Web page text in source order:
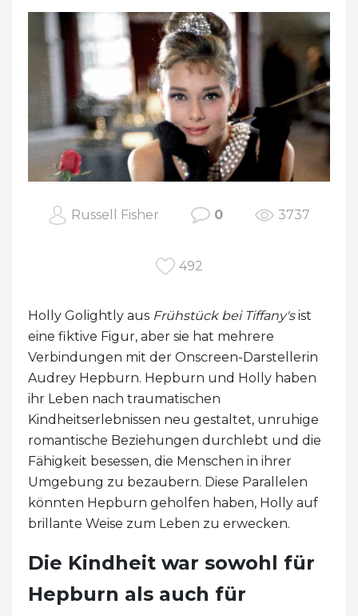
Russell Fisher 0 3737
492
Holly Golightly aus Frühstück bei Tiffany'sist
eine fiktive Figur, aber sie hat mehrere
Verbindungen mit der Onscreen-Darstellerin
Audrey Hepburn. Hepburn und Holly haben
ihr Leben nach traumatischen
Kindheitserlebnissen neu gestaltet, unruhige
romantische Beziehungen durchlebt und die
Fähigkeit besessen, die Menschen in ihrer
Umgebung zu bezaubern. Diese Parallelen
könnten Hepburn geholfen haben, Holly auf
brillante Weise zum Leben zu erwecken.
Die Kindheit war sowohl für
Hepburn als auch für